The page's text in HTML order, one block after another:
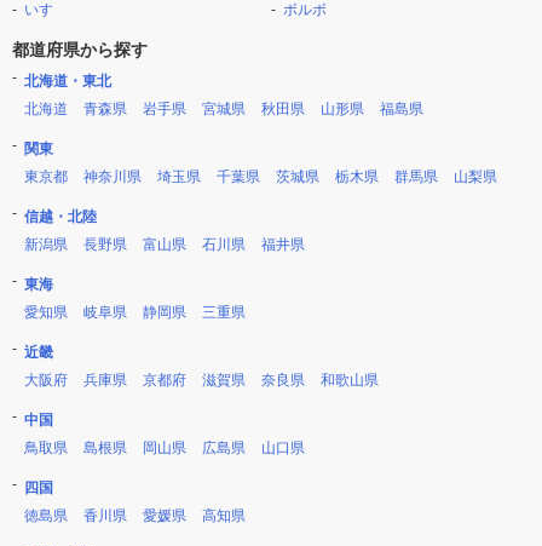
いすゞ
ボルボ
都道府県から探す
北海道・東北
北海道
青森県 岩手県 宮城県 秋田県 山形県 福島県
関東
東京都
神奈川県 埼玉県 千葉県 茨城県 栃木県 群馬県 山梨県
信越・北陸
新潟県
長野県 富山県 石川県 福井県
東海
愛知県
岐阜県 静岡県 三重県
近畿
大阪府
兵庫県 京都府 滋賀県 奈良県 和歌山県
中国
鳥取県
島根県 岡山県 広島県 山口県
四国
徳島県
香川県 愛媛県 高知県